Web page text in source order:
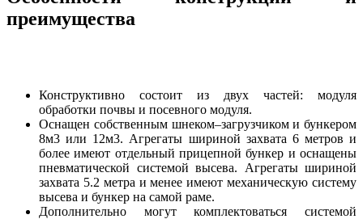
преимущества
Конструктивно состоит из двух частей: модуля
обработки почвы и посевного модуля.
Оснащен собственным шнеком–загрузчиком и бункером
8м3 или 12м3. Агрегаты шириной захвата 6 метров и
более имеют отдельный прицепной бункер и оснащены
пневматической системой высева. Агрегаты шириной
захвата 5.2 метра и менее имеют механическую систему
высева и бункер на самой раме.
Дополнительно могут комплектоваться системой